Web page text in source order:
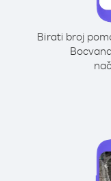
Birati broj